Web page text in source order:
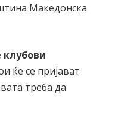
Македонска
клубови
ќе се пријават
треба да